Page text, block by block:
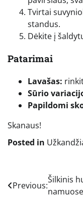
Tvirtai
standus.
Dėkite į
Patarimai
Lavašas:
Sūrio
Papildomi
Skanaus!
Posted in
Navigacija
Previous:
Šilkinis
namuose